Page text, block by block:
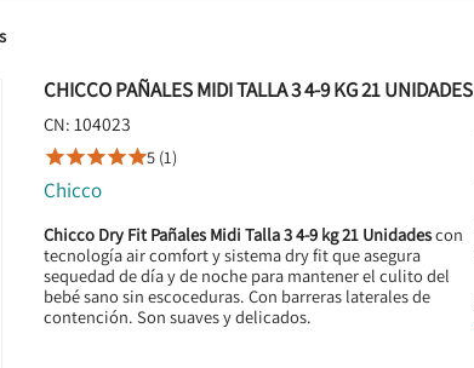
CHICCO PAÑALES MIDI TALLA 3 4-9 KG 21 UNIDADES
CN: 104023
5 (1)
Chicco
Chicco Dry Fit Pañales Midi Talla 3 4-9 kg 21 Unidadescon
tecnología air comfort y sistema dry fit que asegura
sequedad de día y de noche para mantener el culito del
bebé sano sin escoceduras. Con barreras laterales de
contención. Son suaves y delicados.